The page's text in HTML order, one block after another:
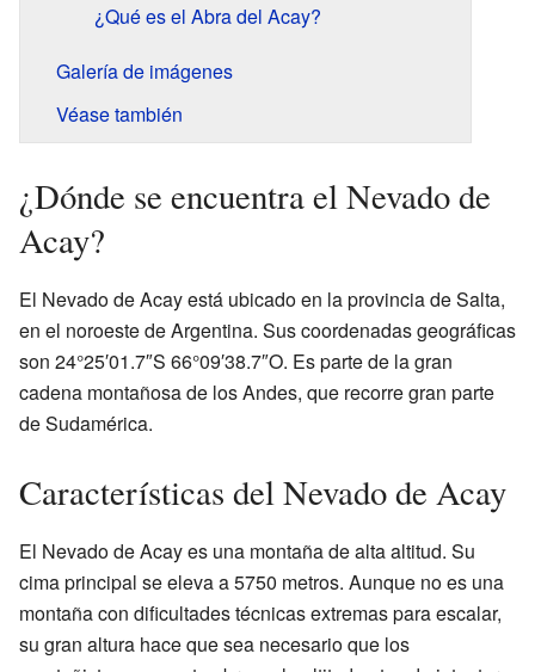
¿Qué es el Abra del Acay?
Galería de imágenes
Véase también
¿Dónde se encuentra el Nevado de
Acay?
El Nevado de Acay está ubicado en la provincia de Salta,
en el noroeste de Argentina. Sus coordenadas geográficas
son 24°25′01.7″S 66°09′38.7″O. Es parte de la gran
cadena montañosa de los Andes, que recorre gran parte
de Sudamérica.
Características del Nevado de Acay
El Nevado de Acay es una montaña de alta altitud. Su
cima principal se eleva a 5750 metros. Aunque no es una
montaña con dificultades técnicas extremas para escalar,
su gran altura hace que sea necesario que los